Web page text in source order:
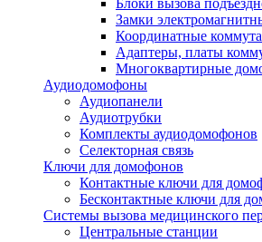
Замки
Координатные
Адаптеры, платы
Многоквартирные
Аудиодомофоны
Аудиопанели
Аудиотрубки
Комплекты аудиодомофонов
Селекторная связь
Ключи для домофонов
Контактные ключи для
Бесконтактные ключи для
Системы вызова медицинского
Центральные станции